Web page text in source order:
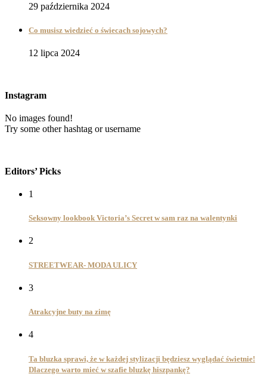
29 października 2024
Co musisz wiedzieć o świecach sojowych?
12 lipca 2024
Instagram
No images found!
Try some other hashtag or username
Editors’ Picks
1
Seksowny lookbook Victoria’s Secret w sam raz na walentynki
2
STREETWEAR- MODA ULICY
3
Atrakcyjne buty na zimę
4
Ta bluzka sprawi, że w każdej stylizacji będziesz wyglądać świetnie!
Dlaczego warto mieć w szafie bluzkę hiszpankę?